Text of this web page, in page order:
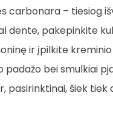
carbonara – tiesiog
dente, pakepinkite
ir įpilkite
padažo bei smulkiai
pasirinktinai, šiek tiek